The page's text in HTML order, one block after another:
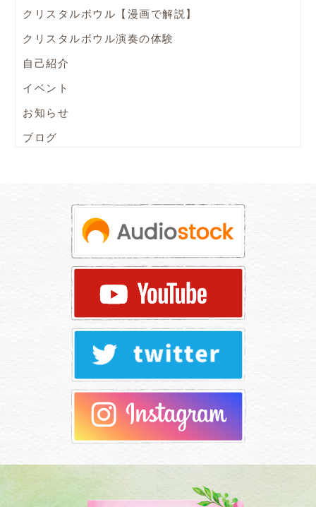
クリスタルボウル【漫画で解説】
クリスタルボウル演奏の体験
自己紹介
イベント
お知らせ
ブログ